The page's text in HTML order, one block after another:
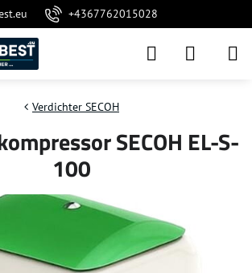
+4367762015028
Verdichter SECOH
SECOH EL-S-
100